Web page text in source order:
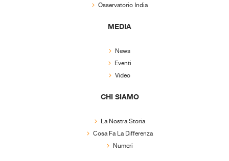
Osservatorio India
MEDIA
News
Eventi
Video
CHI SIAMO
La Nostra Storia
Cosa Fa La Differenza
Numeri